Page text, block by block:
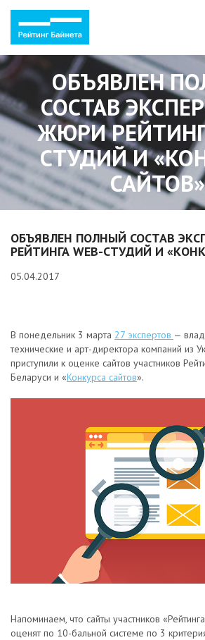
ОБЪЯВЛЕН
СОСТАВ
ЖЮРИ
СТУДИЙ И
САЙТОВ»
ОБЪЯВЛЕН ПОЛНЫЙ СОСТАВ
РЕЙТИНГА WEB-СТУДИЙ И
05.04.2017
В понедельник 3 марта 27 экспертов —
технические и арт-директора компаний из
приступили к оценке сайтов участников
Беларуси и «Конкурса сайтов».
Напоминаем, что сайты участников
оценят по 10-бальной системе по 3